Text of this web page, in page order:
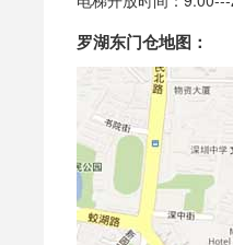
罗湖东门仓地图：